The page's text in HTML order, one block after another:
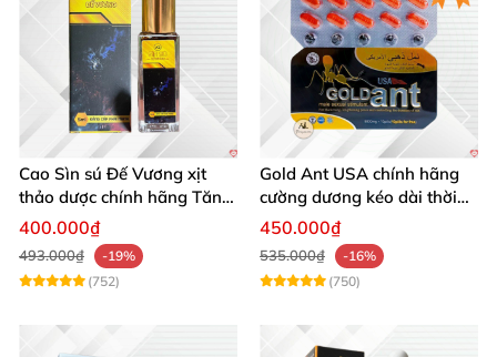
Cao Sìn sú Đế Vương xịt
thảo dược chính hãng Tăng
cường sinh lực tốt
400.000₫
493.000₫
-19%
(752)
Gold Ant USA chính hãng
cường dương kéo dài thời
gian - Kiến Vàng Đen Tây
450.000₫
535.000₫
-16%
(750)